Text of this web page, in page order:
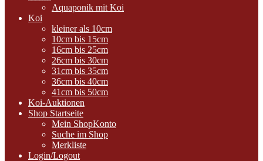
Aquaponik mit Koi
Koi
kleiner als 10cm
10cm bis 15cm
16cm bis 25cm
26cm bis 30cm
31cm bis 35cm
36cm bis 40cm
41cm bis 50cm
Koi-Auktionen
Shop Startseite
Mein ShopKonto
Suche im Shop
Merkliste
Login/Logout